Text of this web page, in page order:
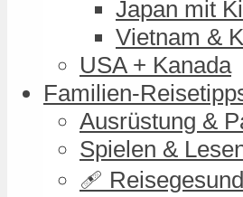
Japan mit
Vietnam &
USA + Kanada
Familien-
Ausrüstung &
Spielen &
🩹